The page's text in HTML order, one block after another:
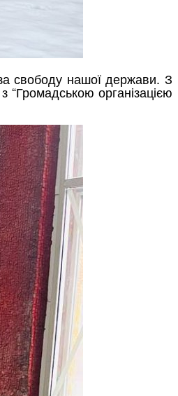
за свободу нашої держави. З
“Громадською організацією